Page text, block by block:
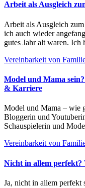
Arbeit als Ausgleich
Arbeit als Ausgleich zum Muttersein? Ganz ehrlich: Deshalb habe
ich auch wieder
gutes Jahr alt waren.
Vereinbarkeit von
Model und Mama
& Karriere
Model und Mama – wie geht das zusammen? Elischebas Weg als
Bloggerin und
Schauspielerin und
Vereinbarkeit von
Nicht in allem
Ja, nicht in allem perfekt sein, das ist gar nicht so leicht. Da stimme